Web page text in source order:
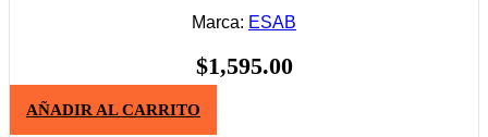
Marca: ESAB
$1,595.00
AÑADIR AL CARRITO